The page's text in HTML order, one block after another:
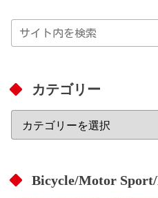
カテゴリー
Bicycle/Motor